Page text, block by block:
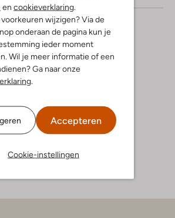
en cookieverklaring.
wijzigen? Via de
onderaan de pagina kun je
ieder moment
Wil je meer informatie of een
Ga naar onze
.
Accepteren
Cookie-instellingen
3/5
1
3
Sterren
Notre-V Leer